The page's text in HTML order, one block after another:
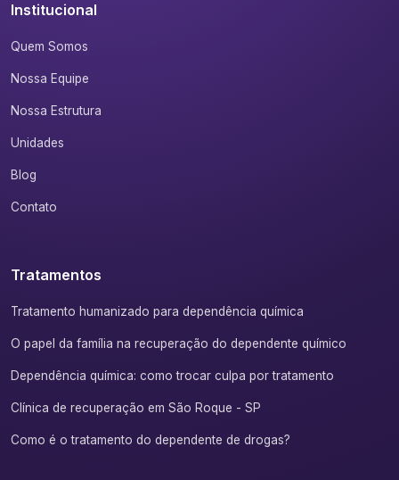
Institucional
Quem Somos
Nossa Equipe
Nossa Estrutura
Unidades
Blog
Contato
Tratamentos
Tratamento humanizado para dependência química
O papel da família na recuperação do dependente químico
Dependência química: como trocar culpa por tratamento
Clínica de recuperação em São Roque - SP
Como é o tratamento do dependente de drogas?